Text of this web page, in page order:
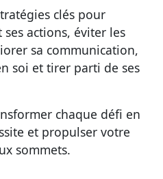
clés pour
actions, éviter les
sa communication,
soi et tirer parti de ses
chaque défi en
et propulser votre
sommets.